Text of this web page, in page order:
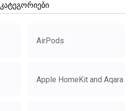
კატეგორიები
AirPods
Apple HomeKit and Aqara